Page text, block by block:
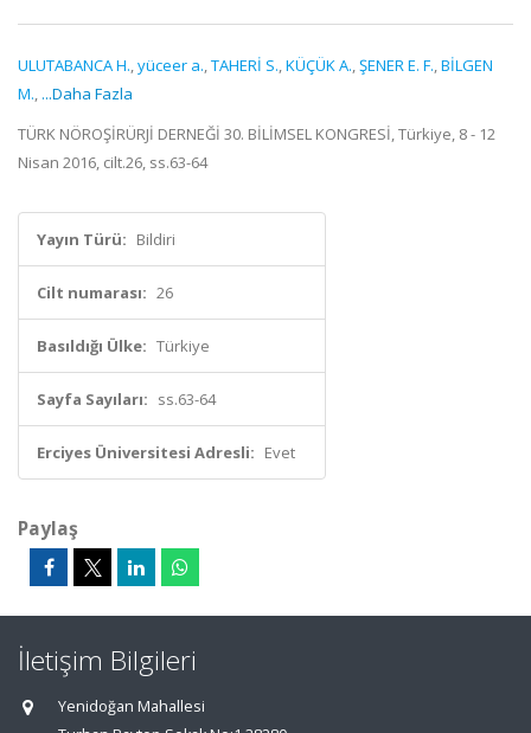
ULUTABANCA H.,yüceer a.,TAHERİ S.,KÜÇÜK A.,ŞENER E. F.,BİLGEN
M., ...Daha Fazla
TÜRK NÖROŞİRÜRJİ DERNEĞİ 30. BİLİMSEL KONGRESİ, Türkiye, 8 - 12
Nisan 2016, cilt.26, ss.63-64
Yayın Türü: Bildiri
Cilt numarası: 26
Basıldığı Ülke: Türkiye
Sayfa Sayıları: ss.63-64
Erciyes Üniversitesi Adresli: Evet
Paylaş
İletişim Bilgileri
Yenidoğan Mahallesi